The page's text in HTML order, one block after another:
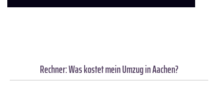
Rechner: Was kostet mein Umzug in Aachen?